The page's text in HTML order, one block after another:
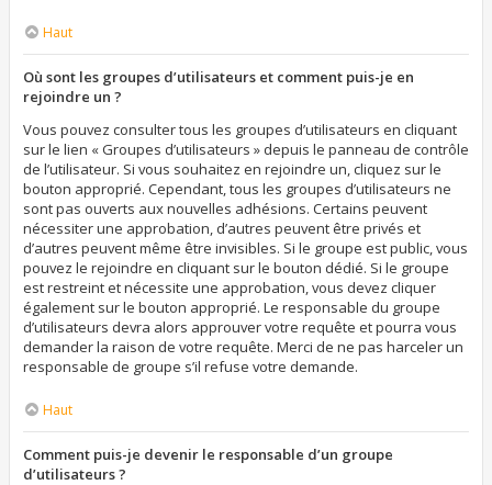
Haut
Où sont les groupes d’utilisateurs et comment puis-je en
rejoindre un ?
Vous pouvez consulter tous les groupes d’utilisateurs en cliquant
sur le lien « Groupes d’utilisateurs » depuis le panneau de contrôle
de l’utilisateur. Si vous souhaitez en rejoindre un, cliquez sur le
bouton approprié. Cependant, tous les groupes d’utilisateurs ne
sont pas ouverts aux nouvelles adhésions. Certains peuvent
nécessiter une approbation, d’autres peuvent être privés et
d’autres peuvent même être invisibles. Si le groupe est public, vous
pouvez le rejoindre en cliquant sur le bouton dédié. Si le groupe
est restreint et nécessite une approbation, vous devez cliquer
également sur le bouton approprié. Le responsable du groupe
d’utilisateurs devra alors approuver votre requête et pourra vous
demander la raison de votre requête. Merci de ne pas harceler un
responsable de groupe s’il refuse votre demande.
Haut
Comment puis-je devenir le responsable d’un groupe
d’utilisateurs ?